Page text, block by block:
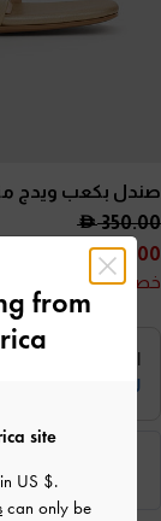
صندل بكعب ويدج
350.00
175.00
خصم 50%
from
site
US $.
can only be